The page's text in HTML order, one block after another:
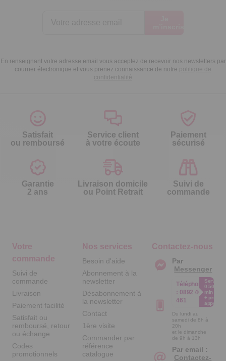
En renseignant votre adresse email vous acceptez de recevoir nos newsletters par
courrier électronique et vous prenez connaissance de notre politique de
confidentialité
Satisfait
ou remboursé
Service client
à votre écoute
Paiement
sécurisé
Garantie
2 ans
Livraison domicile
ou Point Retrait
Suivi de
commande
Votre
commande
Suivi de
commande
Livraison
Paiement facilité
Satisfait ou
remboursé, retour
ou échange
Codes
promotionnels
Nos services
Besoin d'aide
Abonnement à la
newsletter
Désabonnement à
la newsletter
Contact
1ère visite
Commander par
référence
catalogue
Contactez-nous
Par
Messenger
Téléphone
: 0892 461
461
Service
0.50€ /
min
+ prix
appel
Du lundi au
samedi de 8h à
20h
et le dimanche
de 9h à 13h
Par email :
Contactez-